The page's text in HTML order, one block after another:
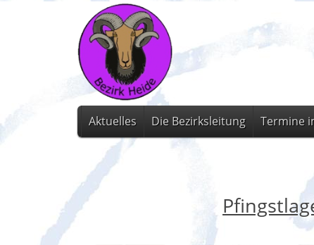
Aktuelles Die Bezirksleitung Termine